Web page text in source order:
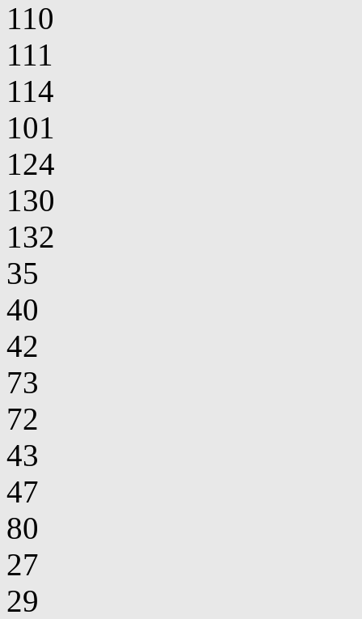
110
111
114
101
124
130
132
35
40
42
73
72
43
47
80
27
29